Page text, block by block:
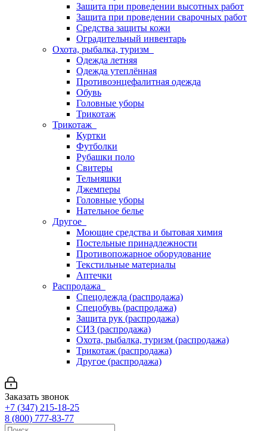
Защита при проведении высотных работ
Защита при проведении сварочных работ
Средства защиты кожи
Оградительный инвентарь
Охота, рыбалка, туризм
Одежда летняя
Одежда утеплённая
Противоэнцефалитная одежда
Обувь
Головные уборы
Трикотаж
Трикотаж
Куртки
Футболки
Рубашки поло
Свитеры
Тельняшки
Джемперы
Головные уборы
Нательное белье
Другое
Моющие средства и бытовая химия
Постельные принадлежности
Противопожарное оборудование
Текстильные материалы
Аптечки
Распродажа
Спецодежда (распродажа)
Спецобувь (распродажа)
Защита рук (распродажа)
СИЗ (распродажа)
Охота, рыбалка, туризм (распродажа)
Трикотаж (распродажа)
Другое (распродажа)
Заказать звонок
+7 (347) 215-18-25
8 (800) 777-83-77